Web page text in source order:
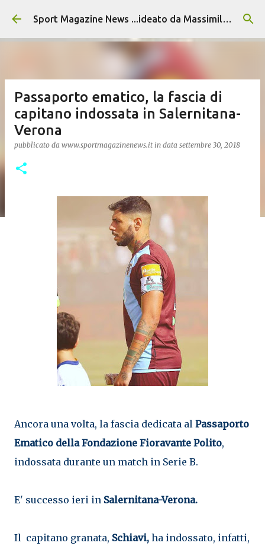
Passa ai contenuti principali Sport Magazine News ...ideato da Massimiliano Alvino
Passaporto ematico, la fascia di
capitano indossata in Salernitana-
Verona
pubblicato da www.sportmagazinenews.it in data settembre 30, 2018
Ancora una volta, la fascia dedicata al Passaporto
Ematico della Fondazione Fioravante Polito,
indossata durante un match in Serie B.
E' successo ieri in Salernitana-Verona.
Il capitano granata, Schiavi, ha indossato, infatti,